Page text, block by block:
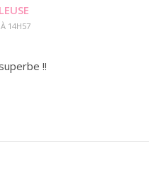
14H57
!!